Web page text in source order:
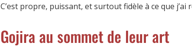
C’est propre, puissant, et surtout fidèle à ce que j’ai
Gojira au sommet de leur art